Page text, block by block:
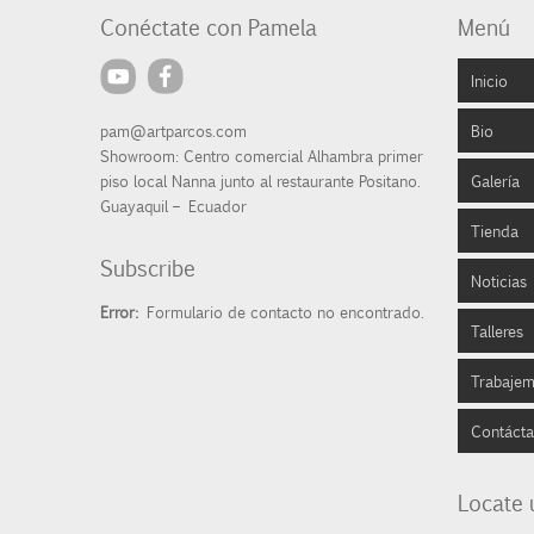
Conéctate con Pamela
pam@artparcos.com
Showroom: Centro comercial Alhambra primer
piso local Nanna junto al restaurante Positano.
Guayaquil – Ecuador
Subscribe
Error: Formulario de contacto no encontrado.
Menú
Inicio
Bio
Galería
Tienda
Noticias
Prensa
Talleres
Locate